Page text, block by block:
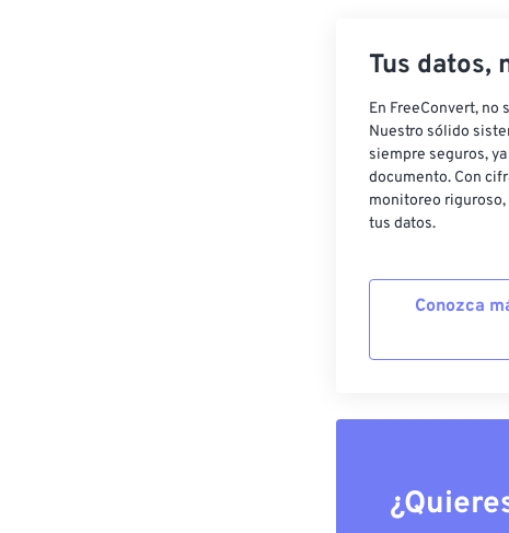
Tus datos,
En FreeConvert,
Nuestro sólido
siempre seguros,
documento. Con
monitoreo
tus datos.
Conozca